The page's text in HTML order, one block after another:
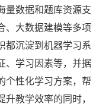
量数据和题库资源支
、大数据建模等多项
都沉淀到机器学习系
、学习因素等，并据
个性化学习方案，帮
教学效率的同时，